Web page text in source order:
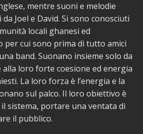
mentre suoni e melodie
Joel e David. Si sono conosciuti
locali ghanesi ed
per cui sono prima di tutto amici
band. Suonano insieme solo da
alla loro forte coesione ed energia
La loro forza è l’energia e la
sul palco. Il loro obiettivo è
sistema, portare una ventata di
il pubblico.